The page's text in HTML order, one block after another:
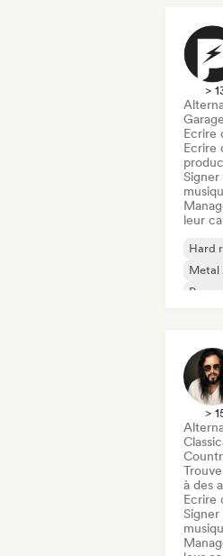
>
Ecrire
Ecrire
leur
Hard
Metal
Pop
>
à des
Ecrire